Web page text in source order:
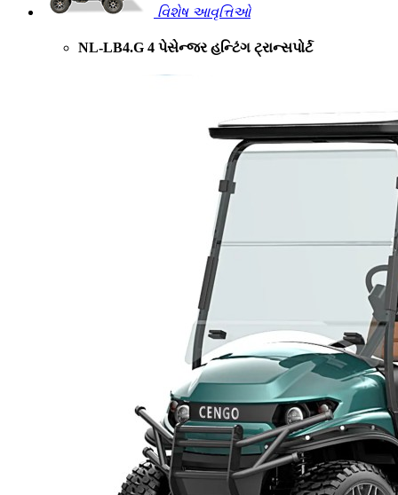
વિશેષ આવૃત્તિઓ
NL-LB4.G 4 પેસેન્જર હન્ટિંગ ટ્રાન્સપોર્ટ